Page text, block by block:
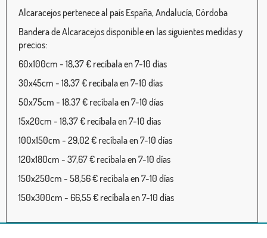
Alcaracejos pertenece al país España, Andalucía, Córdoba
Bandera de Alcaracejos disponible en las siguientes medidas y
precios:
60x100cm - 18,37 € recíbala en 7-10 días
30x45cm - 18,37 € recíbala en 7-10 días
50x75cm - 18,37 € recíbala en 7-10 días
15x20cm - 18,37 € recíbala en 7-10 días
100x150cm - 29,02 € recíbala en 7-10 días
120x180cm - 37,67 € recíbala en 7-10 días
150x250cm - 58,56 € recíbala en 7-10 días
150x300cm - 66,55 € recíbala en 7-10 días